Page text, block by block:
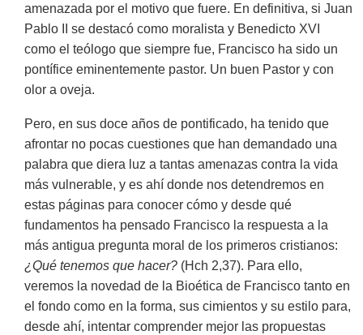
amenazada por el motivo que fuere. En definitiva, si Juan
Pablo II se destacó como moralista y Benedicto XVI
como el teólogo que siempre fue, Francisco ha sido un
pontífice eminentemente pastor. Un buen Pastor y con
olor a oveja.
Pero, en sus doce años de pontificado, ha tenido que
afrontar no pocas cuestiones que han demandado una
palabra que diera luz a tantas amenazas contra la vida
más vulnerable, y es ahí donde nos detendremos en
estas páginas para conocer cómo y desde qué
fundamentos ha pensado Francisco la respuesta a la
más antigua pregunta moral de los primeros cristianos:
¿Qué tenemos que hacer? (Hch 2,37). Para ello,
veremos la novedad de la Bioética de Francisco tanto en
el fondo como en la forma, sus cimientos y su estilo para,
desde ahí, intentar comprender mejor las propuestas